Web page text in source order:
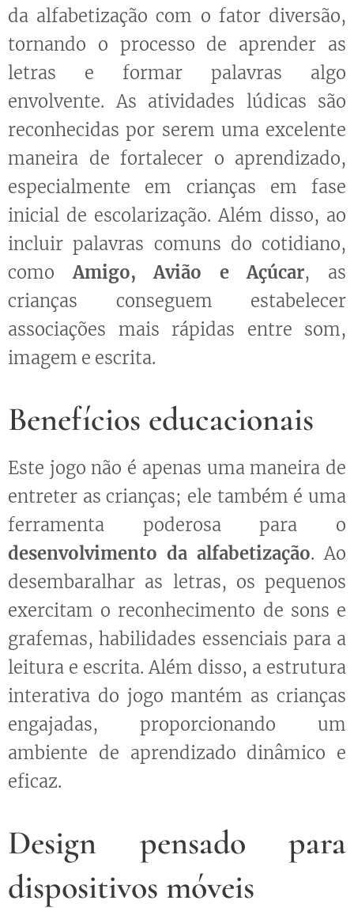
da alfabetização com o fator diversão,
tornando o processo de aprender as
letras e formar palavras algo
envolvente. As atividades lúdicas são
reconhecidas por serem uma excelente
maneira de fortalecer o aprendizado,
especialmente em crianças em fase
inicial de escolarização. Além disso, ao
incluir palavras comuns do cotidiano,
comoAmigo, Avião e Açúcar, as
crianças conseguem estabelecer
associações mais rápidas entre som,
imagem e escrita.
Benefícios educacionais
Este jogo não é apenas uma maneira de
entreter as crianças; ele também é uma
ferramenta poderosa para o
desenvolvimento da alfabetização. Ao
desembaralhar as letras, os pequenos
exercitam o reconhecimento de sons e
grafemas, habilidades essenciais para a
leitura e escrita. Além disso, a estrutura
interativa do jogo mantém as crianças
engajadas, proporcionando um
ambiente de aprendizado dinâmico e
eficaz.
Design pensado para
dispositivos móveis